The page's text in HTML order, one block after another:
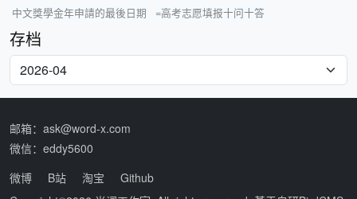
中文獎學金年申請的最後日期
=高考志愿填报十问十答
存档
邮箱：ask@word-x.com
微信：eddy5600
微博
B站 淘宝
Github